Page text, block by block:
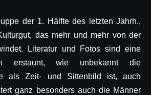
der 1. Hälfte des letzten Jahrh.,
das mehr und mehr von der
Literatur und Fotos sind eine
erstaunt, wie unbekannt die
als Zeit- und Sittenbild ist, auch
ganz besonders auch die Männer